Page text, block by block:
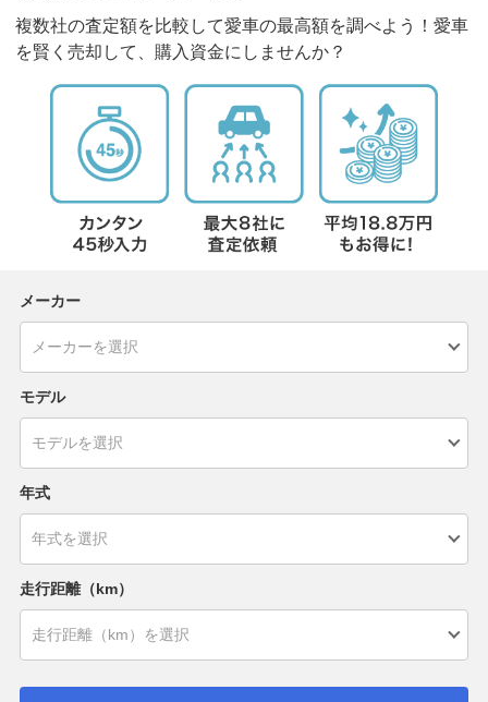
複数社の査定額を比較して愛車の最高額を調べよう！愛車
を賢く売却して、購入資金にしませんか？
メーカー
モデル
年式
走行距離（km）